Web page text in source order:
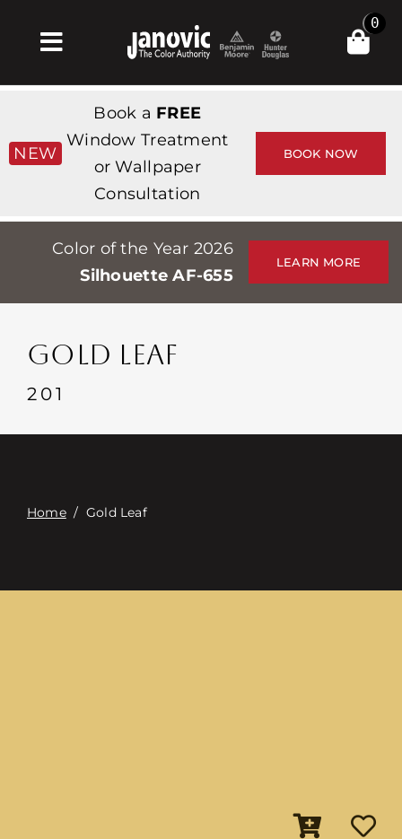
Toggle
Navigation
Products & Services
Κατάστημα
Professionals
Stores
Εκδηλώσεις
Επαφή
0
NEW
Book a FREE
Window Treatment
or Wallpaper
Consultation
BOOK NOW
Color of the Year 2026
Silhouette AF-655
LEARN MORE
GOLD LEAF
201
Home/ Gold Leaf